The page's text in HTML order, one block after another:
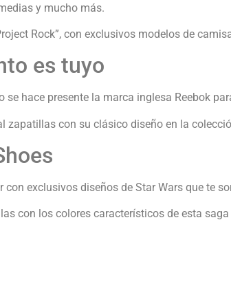
y mucho más.
Rock”, con exclusivos modelos de
es tuyo
se hace presente la marca inglesa Reebok
zapatillas con su clásico diseño en la
con exclusivos diseños de Star Wars que te
con los colores característicos de esta